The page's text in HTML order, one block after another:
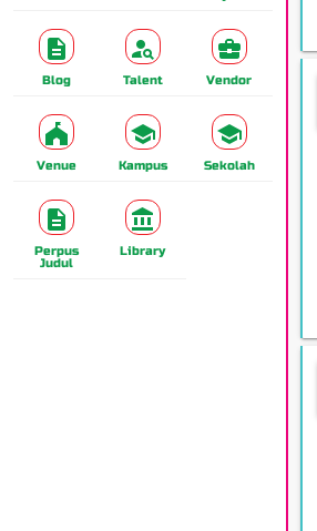
Blog Talent Vendor
Venue Kampus Sekolah
Perpus
Judul
Library